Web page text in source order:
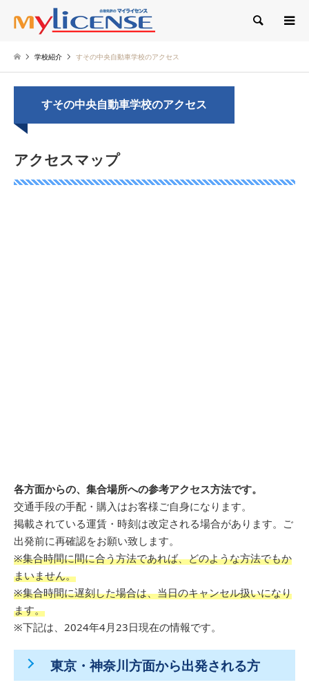
検索
学校紹介 すその中央自動車学校のアクセス
すその中央自動車学校のアクセス
アクセスマップ
各方面からの、集合場所への参考アクセス方法です。
交通手段の手配・購入はお客様ご自身になります。
掲載されている運賃・時刻は改定される場合があります。ご
出発前に再確認をお願い致します。
※集合時間に間に合う方法であれば、どのような方法でもか
まいません。
※集合時間に遅刻した場合は、当日のキャンセル扱いになり
ます。
※下記は、2024年4月23日現在の情報です。
東京・神奈川方面から出発される方